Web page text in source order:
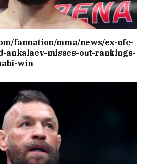
fannation/mma/news/ex-ufc-
ankalaev-misses-out-rankings-
win